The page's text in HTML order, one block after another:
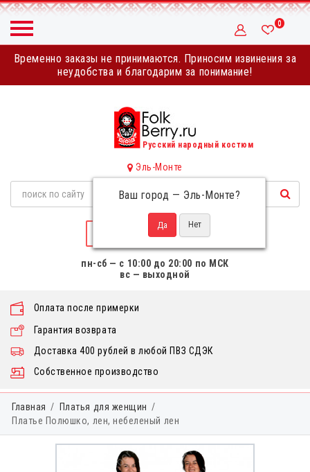
Временно заказы не принимаются. Приносим извинения за
неудобства и благодарим за понимание!
0
Русский народный костюм
Эль-Монте
Ваш город — Эль-Монте?
НАПИСАТЬ НАМ
пн-сб — с 10:00 до 20:00 по МСК
вс — выходной
Собственное производство
Оплата после примерки
Гарантия возврата
Доставка 400 рублей в любой ПВЗ СДЭК
Главная
Платья для женщин
Платье Полюшко, лен, небеленый лен